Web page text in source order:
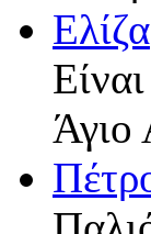
Ελίζα
Άγιο